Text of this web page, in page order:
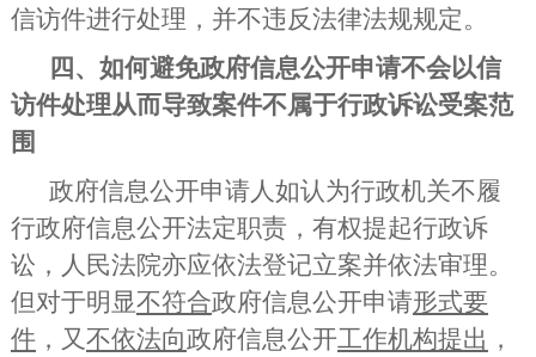
信访件进行处理，并不违反法律法规规定。
四、如何避免政府信息公开申请不会以信
访件处理从而导致案件不属于行政诉讼受案范
围
政府信息公开申请人如认为行政机关不履
行政府信息公开法定职责，有权提起行政诉
讼，人民法院亦应依法登记立案并依法审理。
但对于明显不符合政府信息公开申请形式要
件，又不依法向政府信息公开工作机构提出 ，